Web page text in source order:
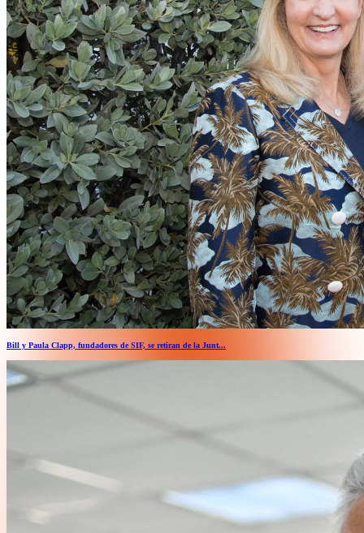
Bill y Paula Clapp, fundadores de SIF, se retiran de la Junt...